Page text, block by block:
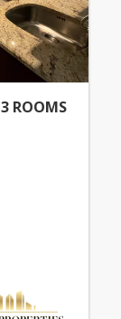
ROOMS